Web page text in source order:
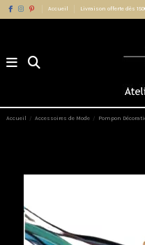
Accueil Livraison offerte dès
Accueil Accessoires de Mode Pompon